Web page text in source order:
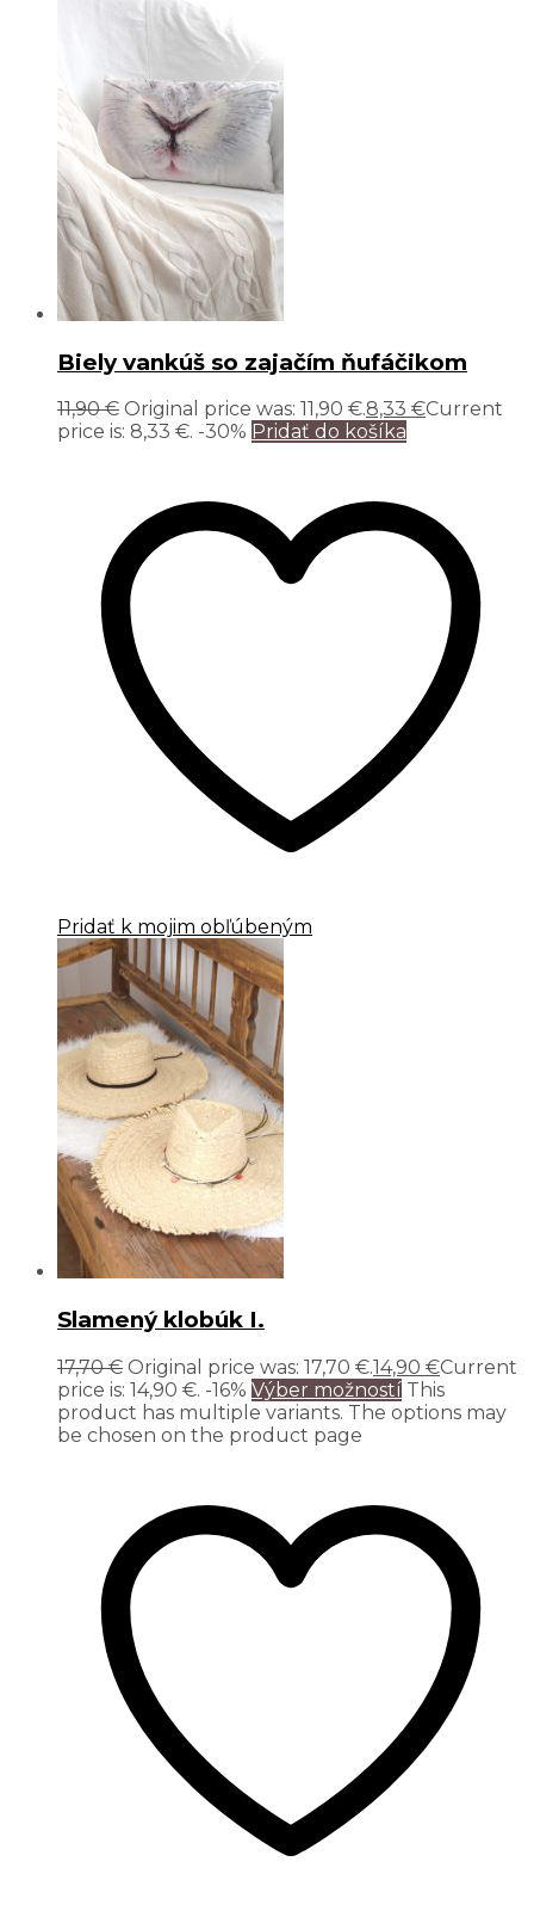
Biely vankúš so zajačím ňufáčikom
11,90€ Original price was: 11,90 €.8,33 €Current
price is: 8,33 €. -30% Pridať do košíka
Pridať k mojim obľúbeným
Slamený klobúk I.
17,70€ Original price was: 17,70 €.14,90 €Current
price is: 14,90 €. -16% Výber možností This
product has multiple variants. The options may
be chosen on the product page